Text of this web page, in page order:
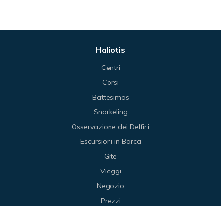
Haliotis
Centri
Corsi
Battesimos
Snorkeling
Osservazione dei Delfini
Escursioni in Barca
Gite
Viaggi
Negozio
Prezzi